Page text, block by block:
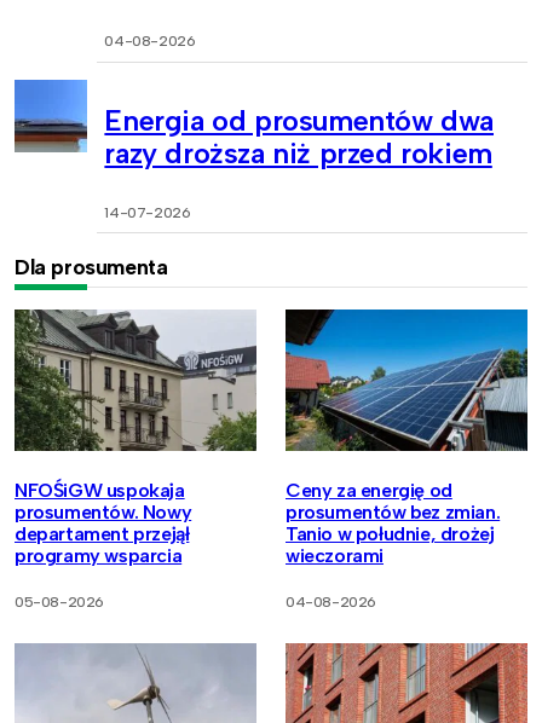
04-08-2026
Energia od prosumentów dwa
razy droższa niż przed rokiem
14-07-2026
Dla prosumenta
NFOŚiGW uspokaja
prosumentów. Nowy
departament przejął
programy wsparcia
05-08-2026
Ceny za energię od
prosumentów bez zmian.
Tanio w południe, drożej
wieczorami
04-08-2026